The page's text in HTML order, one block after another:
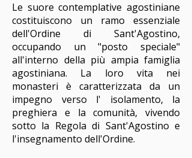
Le suore contemplative agostiniane
costituiscono un ramo essenziale
dell'Ordine di Sant'Agostino,
occupando un "posto speciale"
all'interno della più ampia famiglia
agostiniana. La loro vita nei
monasteri è caratterizzata da un
impegno verso l' isolamento, la
preghiera e la comunità, vivendo
sotto la Regola di Sant'Agostino e
l'insegnamento dell'Ordine.